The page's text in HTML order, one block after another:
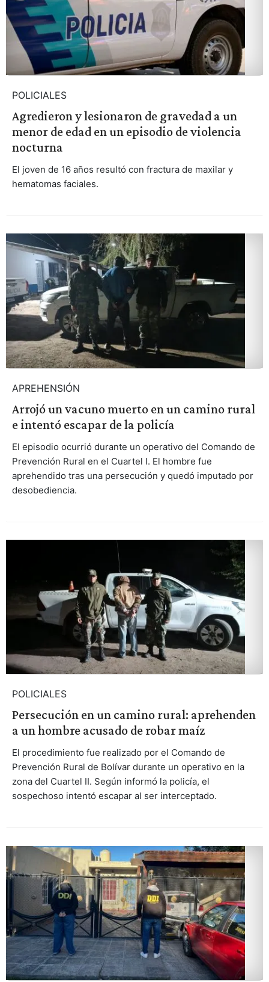
POLICIALES
Agredieron y lesionaron de gravedad a un
menor de edad en un episodio de violencia
nocturna
El joven de 16 años resultó con fractura de maxilar y
hematomas faciales.
APREHENSIÓN
Arrojó un vacuno muerto en un camino rural
e intentó escapar de la policía
El episodio ocurrió durante un operativo del Comando de
Prevención Rural en el Cuartel I. El hombre fue
aprehendido tras una persecución y quedó imputado por
desobediencia.
POLICIALES
Persecución en un camino rural: aprehenden
a un hombre acusado de robar maíz
El procedimiento fue realizado por el Comando de
Prevención Rural de Bolívar durante un operativo en la
zona del Cuartel II. Según informó la policía, el
sospechoso intentó escapar al ser interceptado.